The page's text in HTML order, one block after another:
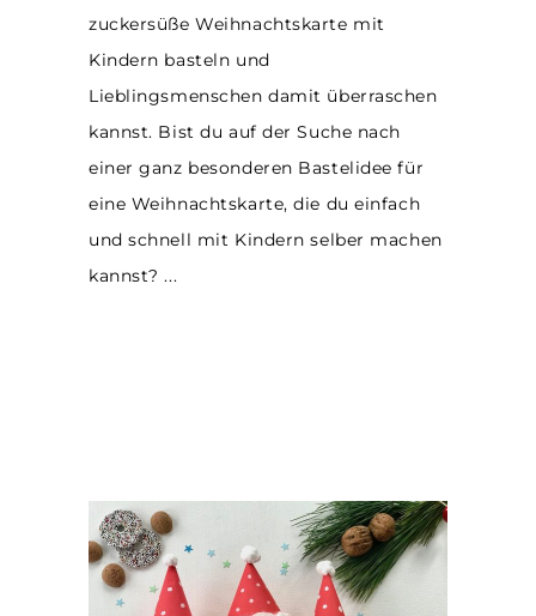
zuckersüße Weihnachtskarte mit
Kindern basteln und
Lieblingsmenschen damit überraschen
kannst. Bist du auf der Suche nach
einer ganz besonderen Bastelidee für
eine Weihnachtskarte, die du einfach
und schnell mit Kindern selber machen
kannst?